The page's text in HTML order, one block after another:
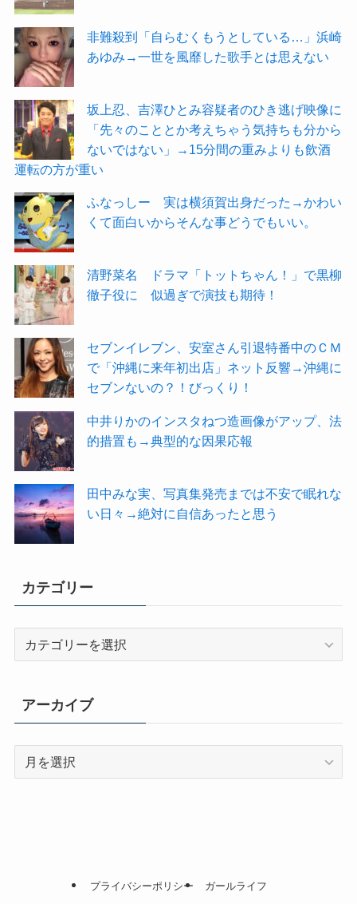
非難殺到「自らむくもうとしている…」浜崎
あゆみ→一世を風靡した歌手とは思えない
坂上忍、吉澤ひとみ容疑者のひき逃げ映像に
「先々のこととか考えちゃう気持ちも分から
ないではない」→15分間の重みよりも飲酒
運転の方が重い
ふなっしー 実は横須賀出身だった→かわい
くて面白いからそんな事どうでもいい。
清野菜名 ドラマ「トットちゃん！」で黒柳
徹子役に 似過ぎで演技も期待！
セブンイレブン、安室さん引退特番中のＣＭ
で「沖縄に来年初出店」ネット反響→沖縄に
セブンないの？！びっくり！
中井りかのインスタねつ造画像がアップ、法
的措置も→典型的な因果応報
田中みな実、写真集発売までは不安で眠れな
い日々→絶対に自信あったと思う
カテゴリー
リ
ー
アーカイブ
プライバシーポリシー ガールライフ